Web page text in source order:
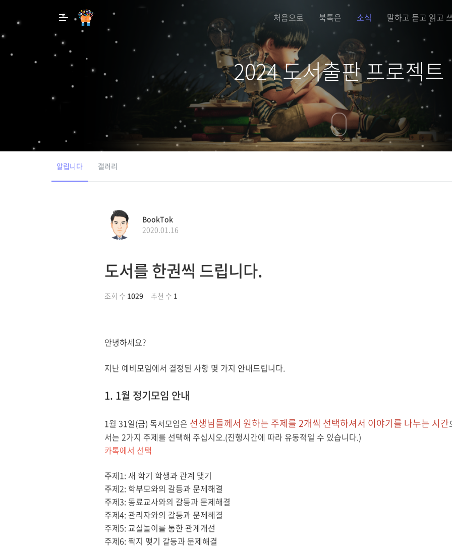
처음으로 북톡은 소식 말하고 듣고 읽고
2024 도서출판 프로젝트
알립니다 갤러리
BookTok
2020.01.16
도서를 한권씩 드립니다.
조회 수 1029 추천 수 1
안녕하세요?
지난 예비모임에서 결정된 사항 몇 가지 안내드립니다.
1. 1월 정기모임 안내
1월 31일(금) 독서모임은 선생님들께서 원하는 주제를2개씩 선택하셔서 이야기를 나누는 시간
서는 2가지 주제를 선택해 주십시오.(진행시간에 따라 유동적일 수 있습니다.)
카톡에서 선택
주제1: 새 학기 학생과 관계 맺기
주제2: 학부모와의 갈등과 문제해결
주제3: 동료교사와의 갈등과 문제해결
주제4: 관리자와의 갈등과 문제해결
주제5: 교실놀이를 통한 관계개선
주제6: 짝지 맺기 갈등과 문제해결